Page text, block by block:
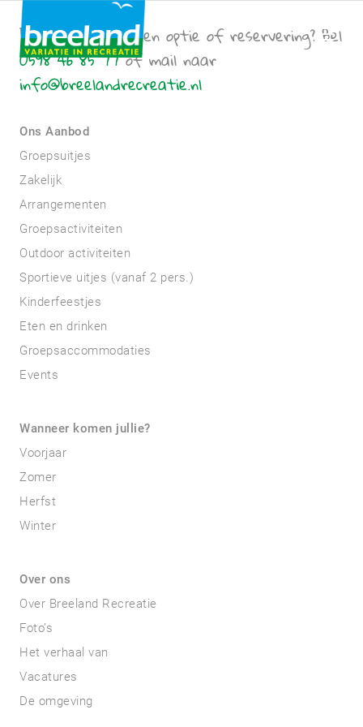
Een vraag over een optie of reservering? Bel
0598 46 85 77of mail naar
info@breelandrecreatie.nl
Ons Aanbod
Groepsuitjes
Zakelijk
Arrangementen
Groepsactiviteiten
Outdoor activiteiten
Sportieve uitjes (vanaf 2 pers.)
Kinderfeestjes
Eten en drinken
Groepsaccommodaties
Events
Wanneer komen jullie?
Voorjaar
Zomer
Herfst
Winter
Over ons
Over Breeland Recreatie
Foto’s
Het verhaal van
Vacatures
De omgeving